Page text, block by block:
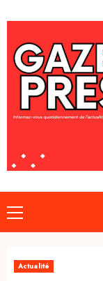
to
content
Primary
Menu
Actualité